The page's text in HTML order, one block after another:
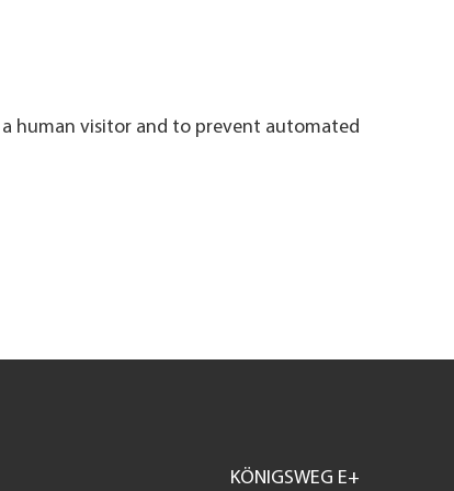
human visitor and to prevent automated
KÖNIGSWEG E+